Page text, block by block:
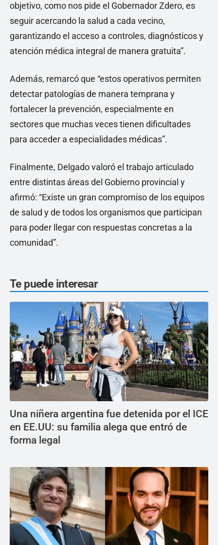
objetivo, como nos pide el Gobernador Zdero, es
seguir acercando la salud a cada vecino,
garantizando el acceso a controles, diagnósticos y
atención médica integral de manera gratuita”.
Además, remarcó que “estos operativos permiten
detectar patologías de manera temprana y
fortalecer la prevención, especialmente en
sectores que muchas veces tienen dificultades
para acceder a especialidades médicas”.
Finalmente, Delgado valoró el trabajo articulado
entre distintas áreas del Gobierno provincial y
afirmó: “Existe un gran compromiso de los equipos
de salud y de todos los organismos que participan
para poder llegar con respuestas concretas a la
comunidad”.
Te puede interesar
Una niñera argentina fue detenida por el ICE
en EE.UU: su familia alega que entró de
forma legal